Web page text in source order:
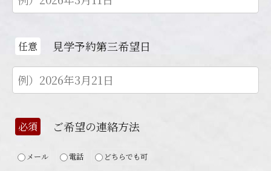
任意 見学予約第三希望日
必須 ご希望の連絡方法
メール 電話 どちらでも可